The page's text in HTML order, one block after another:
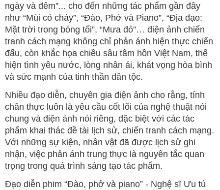
ngày và đêm”... cho đến những tác phẩm gần đây
như “Mùi cỏ cháy”, “Đào, Phở và Piano”, “Địa đạo:
Mặt trời trong bóng tối”, “Mưa đỏ”… điện ảnh chiến
tranh cách mạng không chỉ phản ánh hiện thực chiến
đấu, còn khắc họa chiều sâu tâm hồn Việt Nam, thể
hiện tình yêu nước, lòng nhân ái, khát vọng hòa bình
và sức mạnh của tinh thần dân tộc.
Nhiều đạo diễn, chuyên gia điện ảnh cho rằng, tính
chân thực luôn là yêu cầu cốt lõi của nghệ thuật nói
chung và điện ảnh nói riêng, đặc biệt với các tác
phẩm khai thác đề tài lịch sử, chiến tranh cách mạng.
Với những sự kiện, nhân vật đã được lịch sử ghi
nhận, việc phản ánh trung thực là nguyên tắc quan
trọng trong quá trình sáng tạo tác phẩm.
Đạo diễn phim “Đào, phở và piano” - Nghệ sĩ Ưu tú